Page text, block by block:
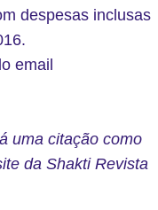
despesas inclusas
email
uma citação como
da Shakti Revista